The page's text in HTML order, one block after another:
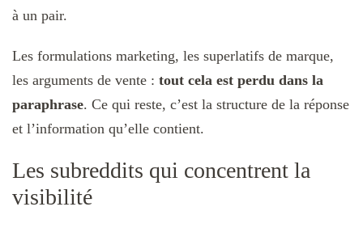
à un pair.
Les formulations marketing, les superlatifs de marque,
les arguments de vente : tout cela est perdu dans la
paraphrase. Ce qui reste, c’est la structure de la réponse
et l’information qu’elle contient.
Les subreddits qui concentrent la
visibilité